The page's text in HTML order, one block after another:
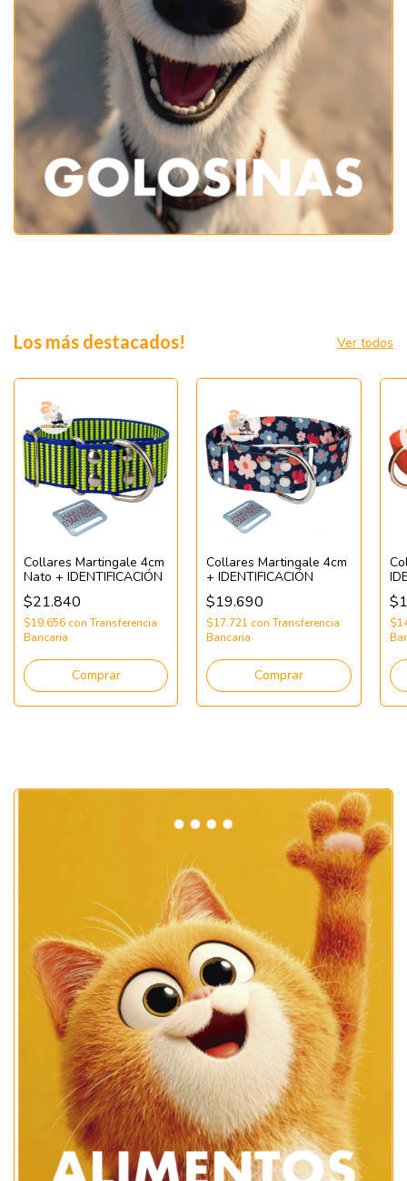
Los más destacados! Ver todos
Collares Martingale 4cm
Nato + IDENTIFICACIÓN
$21.840
$19.656 con Transferencia
Bancaria
Comprar
Collares Martingale 4cm
+ IDENTIFICACIÓN
$19.690
$17.721 con Transferencia
Bancaria
Comprar